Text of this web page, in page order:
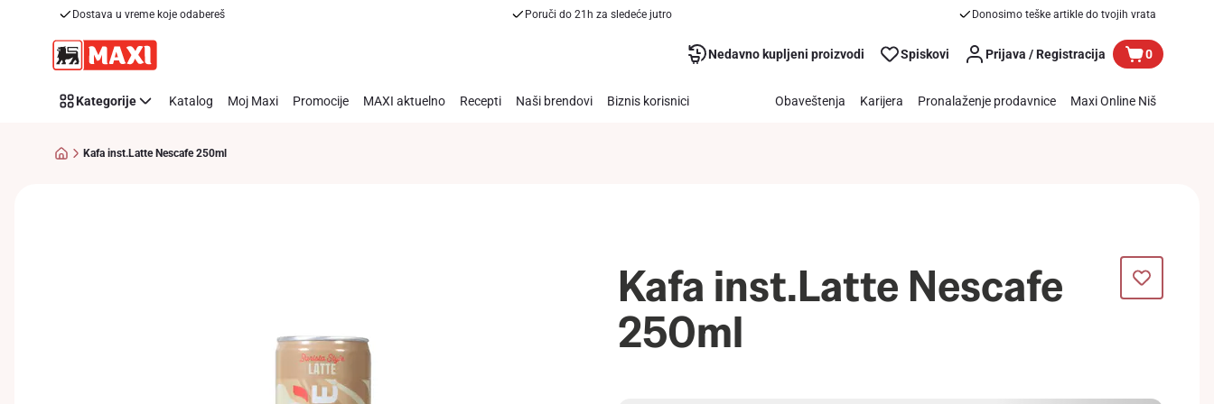
Dostava u vreme koje odabereš Poruči do 21h za sledeće jutro Donosimo teške artikle do tvojih vrata
Nedavno kupljeni proizvodi Spiskovi Prijava / Registracija 0
Kategorije Katalog Moj Maxi Promocije MAXI aktuelno Recepti Naši brendovi Biznis korisnici Obaveštenja Karijera Pronalaženje prodavnice Maxi Online Niš
Kafa inst.Latte Nescafe 250ml
Kafa inst.Latte Nescafe
250ml